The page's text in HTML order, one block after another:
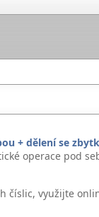
+ dělení se
operace pod
číslic, využijte